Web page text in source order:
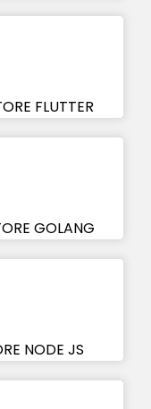
FLUTTER
GOLANG
NODE JS